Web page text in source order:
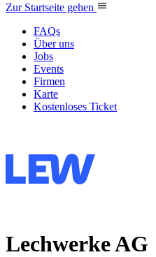
Zur Startseite gehen
FAQs
Über uns
Jobs
Events
Firmen
Karte
Kostenloses Ticket
Lechwerke AG